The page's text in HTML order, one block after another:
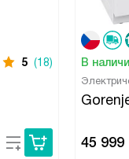
5 (18) В
45 999